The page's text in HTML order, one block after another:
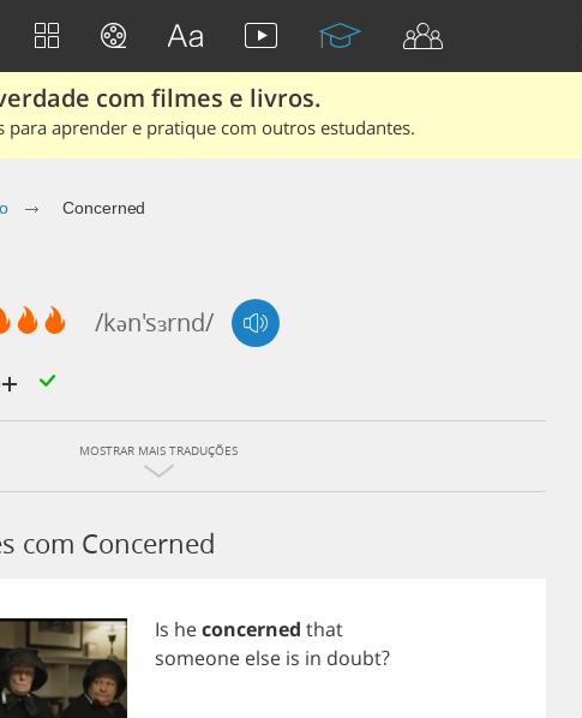
com filmes e livros.
para aprender e pratique com outros estudantes.
Concerned
/kən'sɜrnd/
MOSTRAR MAIS TRADUÇÕES
com Concerned
Is heconcerned that
someone else is in doubt?